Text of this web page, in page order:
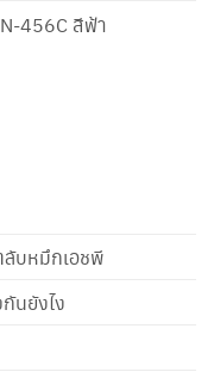
456C สีฟ้า
ลับหมึกเอชพี
นยังไง